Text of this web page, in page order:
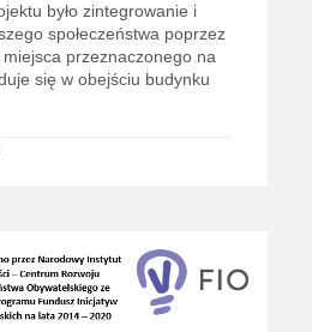
było zintegrowanie i
społeczeństwa poprzez
przeznaczonego na
się w obejściu budynku